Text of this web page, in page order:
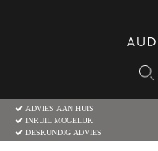
ADVIES AAN HUIS
INRUIL MOGELIJK
DESKUNDIG ADVIES